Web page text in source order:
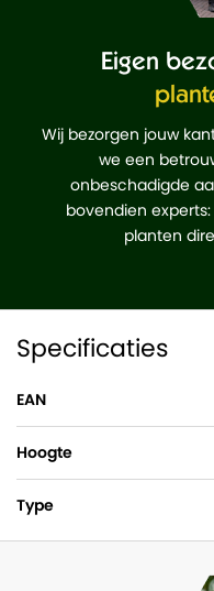
Eigen
Wij bezorgen jouw
we een
onbeschadigde
bovendien
planten
Specificaties
EAN
Hoogte
Type